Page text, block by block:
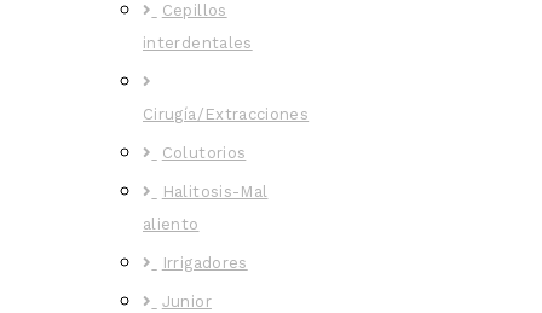
Cepillos
interdentales
Cirugía/Extracciones
Colutorios
Halitosis-Mal
aliento
Irrigadores
Junior